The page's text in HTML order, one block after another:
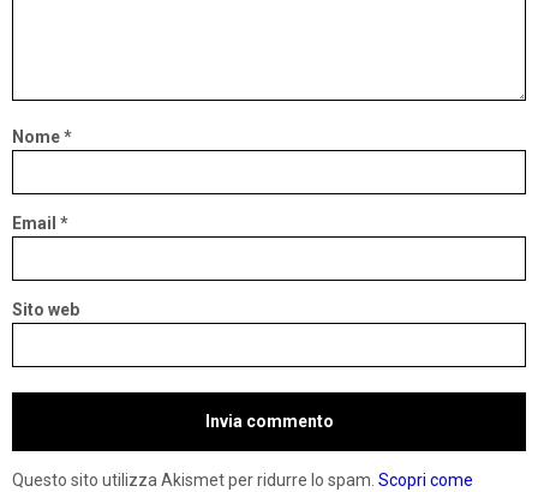
Nome*
Email *
Sito web
Questo sito utilizza Akismet per ridurre lo spam. Scopri come